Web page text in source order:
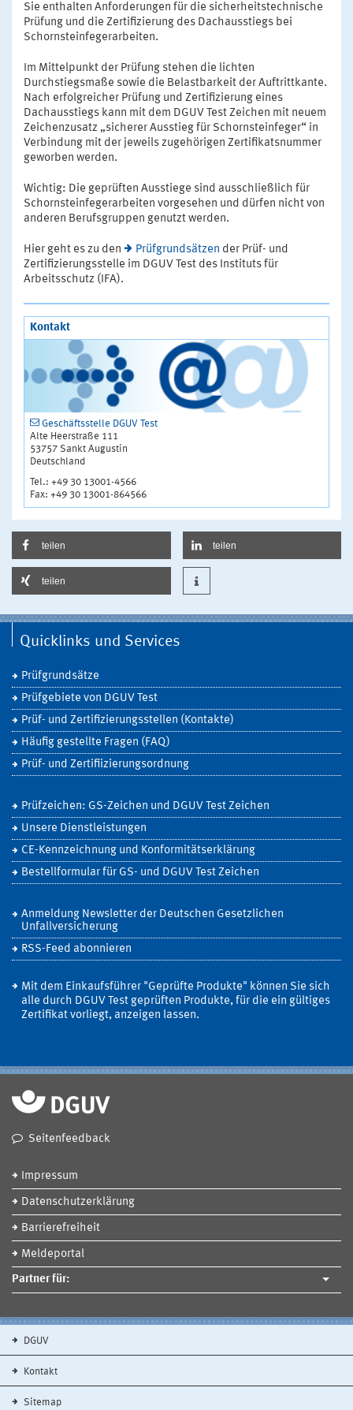
Sie enthalten Anforderungen für die sicherheitstechnische
Prüfung und die Zertifizierung des Dachausstiegs bei
Schornsteinfegerarbeiten.
Im Mittelpunkt der Prüfung stehen die lichten
Durchstiegsmaße sowie die Belastbarkeit der Auftrittkante.
Nach erfolgreicher Prüfung und Zertifizierung eines
Dachausstiegs kann mit dem DGUV Test Zeichen mit neuem
Zeichenzusatz „sicherer Ausstieg für Schornsteinfeger“ in
Verbindung mit der jeweils zugehörigen Zertifikatsnummer
geworben werden.
Wichtig: Die geprüften Ausstiege sind ausschließlich für
Schornsteinfegerarbeiten vorgesehen und dürfen nicht von
anderen Berufsgruppen genutzt werden.
Hier geht es zu den Prüfgrundsätzen der Prüf- und
Zertifizierungsstelle im DGUV Test des Instituts für
Arbeitsschutz (IFA).
Kontakt
Geschäftsstelle DGUV Test
Alte Heerstraße 111
53757 Sankt Augustin
Deutschland
Tel.: +49 30 13001-4566
Fax: +49 30 13001-864566
teilen teilen
teilen
Quicklinks und Services
Prüfgrundsätze
Prüfgebiete von DGUV Test
Prüf- und Zertifizierungsstellen (Kontakte)
Häufig gestellte Fragen (FAQ)
Prüf- und Zertifiizierungsordnung
Prüfzeichen: GS-Zeichen und DGUV Test Zeichen
Unsere Dienstleistungen
CE-Kennzeichnung und Konformitätserklärung
Bestellformular für GS- und DGUV Test Zeichen
Anmeldung Newsletter der Deutschen Gesetzlichen
Unfallversicherung
RSS-Feed abonnieren
Mit dem Einkaufsführer "Geprüfte Produkte" können Sie sich
alle durch DGUV Test geprüften Produkte, für die ein gültiges
Zertifikat vorliegt, anzeigen lassen.
Seitenfeedback
Impressum
Datenschutzerklärung
Barrierefreiheit
Meldeportal
Partner für:
DGUV
Kontakt
Sitemap